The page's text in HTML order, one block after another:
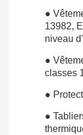
●
13982,
niveau
●
classes
●
●